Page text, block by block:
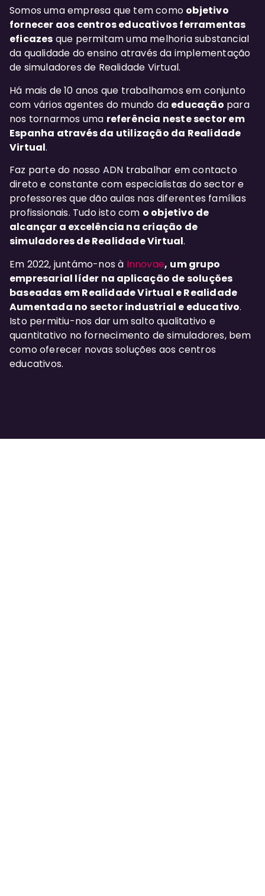
Somos uma empresa que tem como objetivo
fornecer aos centros educativos ferramentas
eficazes que permitam uma melhoria substancial
da qualidade do ensino através da implementação
de simuladores de Realidade Virtual.
Há mais de 10 anos que trabalhamos em conjunto
com vários agentes do mundo da educação para
nos tornarmos uma referência neste sector em
Espanha através da utilização da Realidade
Virtual.
Faz parte do nosso ADN trabalhar em contacto
direto e constante com especialistas do sector e
professores que dão aulas nas diferentes famílias
profissionais. Tudo isto com o objetivo de
alcançar a excelência na criação de
simuladores de Realidade Virtual.
Em 2022, juntámo-nos à Innovae, um grupo
empresarial líder na aplicação de soluções
baseadas em Realidade Virtual e Realidade
Aumentada no sector industrial e educativo.
Isto permitiu-nos dar um salto qualitativo e
quantitativo no fornecimento de simuladores, bem
como oferecer novas soluções aos centros
educativos.